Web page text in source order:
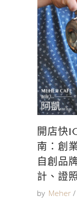
開店快
南：創
自創品
計、證
by Meher